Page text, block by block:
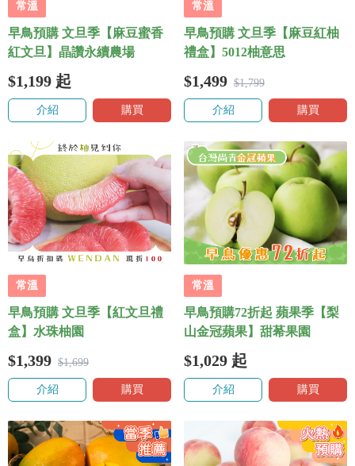
常溫
早鳥預購 文旦季【麻豆蜜香
紅文旦】晶讚永續農場
$1,199 起
介紹 購買
常溫
早鳥預購 文旦季【麻豆紅柚
禮盒】5012柚意思
$1,499 $1,799
介紹 購買
常溫
早鳥預購 文旦季【紅文旦禮
盒】水珠柚園
$1,399 $1,699
介紹 購買
常溫
早鳥預購72折起 蘋果季【梨
山金冠蘋果】甜莃果園
$1,029 起
介紹 購買